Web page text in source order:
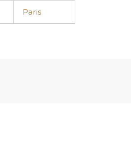
Paris